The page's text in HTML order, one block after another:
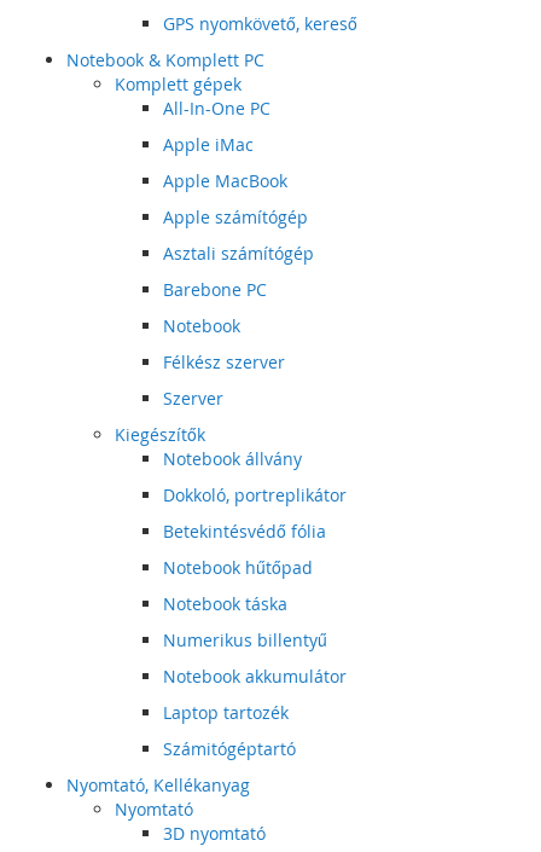
GPS nyomkövető, kereső
Notebook & Komplett PC
Komplett gépek
All-In-One PC
Apple iMac
Apple MacBook
Apple számítógép
Asztali számítógép
Barebone PC
Notebook
Félkész szerver
Szerver
Kiegészítők
Notebook állvány
Dokkoló, portreplikátor
Betekintésvédő fólia
Notebook hűtőpad
Notebook táska
Numerikus billentyű
Notebook akkumulátor
Laptop tartozék
Számitógéptartó
Nyomtató, Kellékanyag
Nyomtató
3D nyomtató